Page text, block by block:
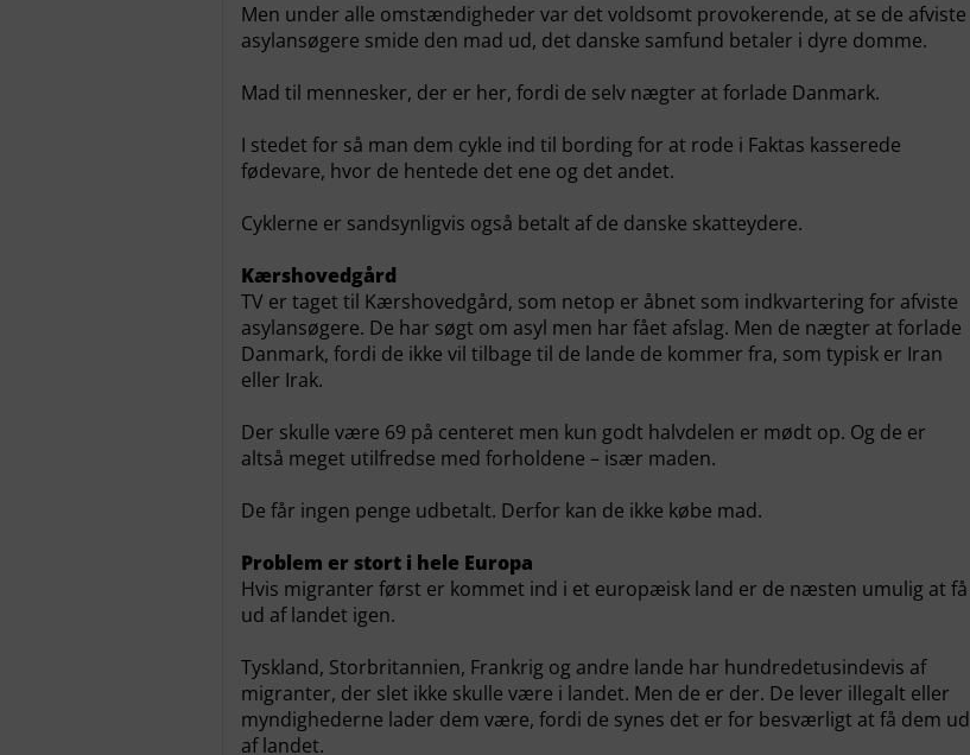
Men under alle omstændigheder var det voldsomt provokerende, at se de afviste
asylansøgere smide den mad ud, det danske samfund betaler i dyre domme.
Mad til mennesker, der er her, fordi de selv nægter at forlade Danmark.
I stedet for så man dem cykle ind til bording for at rode i Faktas kasserede
fødevare, hvor de hentede det ene og det andet.
Cyklerne er sandsynligvis også betalt af de danske skatteydere.
Kærshovedgård
TV er taget til Kærshovedgård, som netop er åbnet som indkvartering for afviste
asylansøgere. De har søgt om asyl men har fået afslag. Men de nægter at forlade
Danmark, fordi de ikke vil tilbage til de lande de kommer fra, som typisk er Iran
eller Irak.
Der skulle være 69 på centeret men kun godt halvdelen er mødt op. Og de er
altså meget utilfredse med forholdene – især maden.
De får ingen penge udbetalt. Derfor kan de ikke købe mad.
Problem er stort i hele Europa
Hvis migranter først er kommet ind i et europæisk land er de næsten umulig at få
ud af landet igen.
Tyskland, Storbritannien, Frankrig og andre lande har hundredetusindevis af
migranter, der slet ikke skulle være i landet. Men de er der. De lever illegalt eller
myndighederne lader dem være, fordi de synes det er for besværligt at få dem ud
af landet.